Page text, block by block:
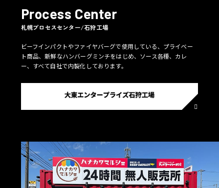
Process Center
札幌プロセスセンター/石狩工場
ビーフインパクトやファイヤバーグで使用している、プライベー
ト商品、新鮮なハンバーグミンチをはじめ、ソース各種、カレ
ー、すべて自社で内製化しております。